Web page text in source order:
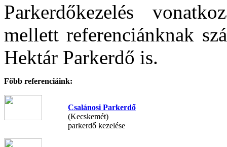
Parkerdőkezelés
mellett referenciánknak
Hektár Parkerdő is.
Főbb referenciáink:
Csalánosi Parkerdő
(Kecskemét)
parkerdő kezelése